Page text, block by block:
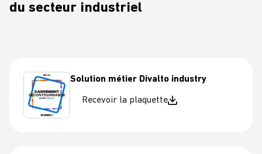
du secteur industriel
Solution métier Divalto industry
Recevoir la plaquette